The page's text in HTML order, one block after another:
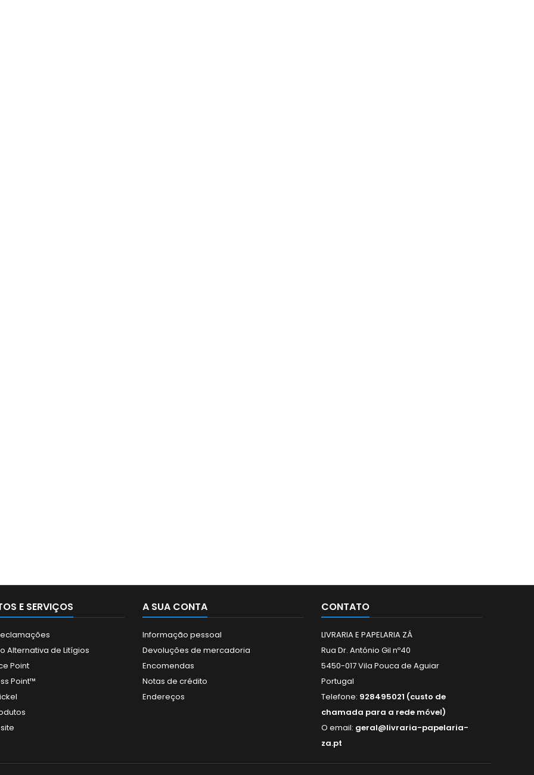
E SERVIÇOS
Alternativa de Litígios
Point
Point™
A SUA CONTA
Informação pessoal
Devoluções de mercadoria
Encomendas
Notas de crédito
Endereços
CONTATO
LIVRARIA E PAPELARIA ZÁ
Rua Dr. António Gil nº40
5450-017 Vila Pouca de Aguiar
Portugal
Telefone: 928495021 (custo de
chamada para a rede móvel)
O email: geral@livraria-papelaria-
za.pt